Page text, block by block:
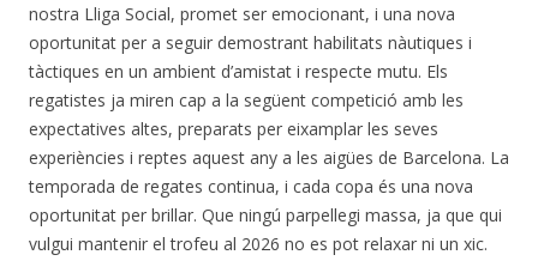
nostra Lliga Social, promet ser emocionant, i una nova
oportunitat per a seguir demostrant habilitats nàutiques i
tàctiques en un ambient d’amistat i respecte mutu. Els
regatistes ja miren cap a la següent competició amb les
expectatives altes, preparats per eixamplar les seves
experiències i reptes aquest any a les aigües de Barcelona. La
temporada de regates continua, i cada copa és una nova
oportunitat per brillar. Que ningú parpellegi massa, ja que qui
vulgui mantenir el trofeu al 2026 no es pot relaxar ni un xic.